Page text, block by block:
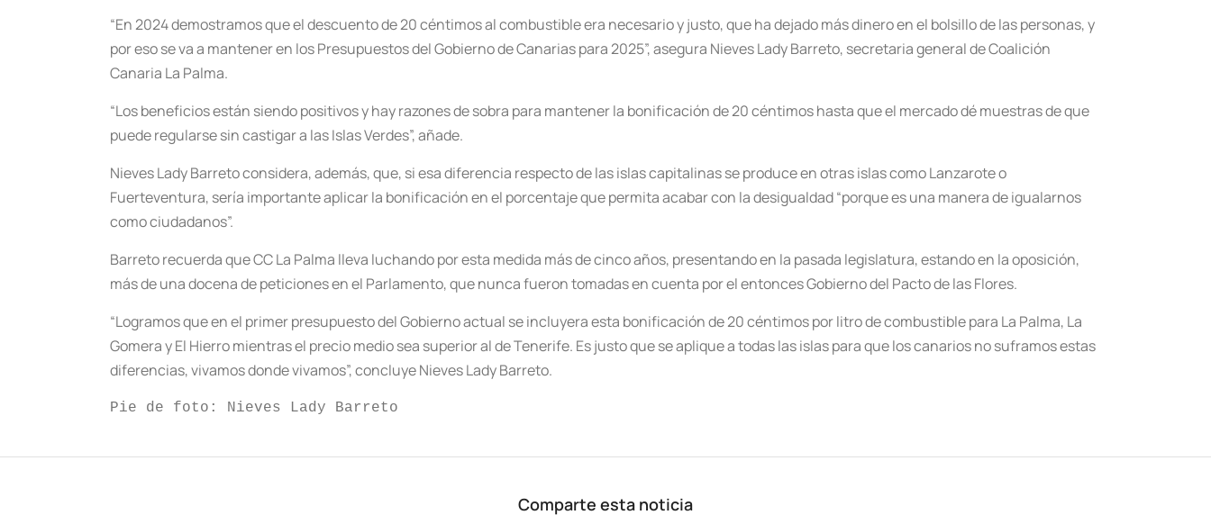
“En 2024 demostramos que el descuento de 20 céntimos al combustible era necesario y justo, que ha dejado más dinero en el bolsillo de las personas, y
por eso se va a mantener en los Presupuestos del Gobierno de Canarias para 2025”, asegura Nieves Lady Barreto, secretaria general de Coalición
Canaria La Palma.
“Los beneficios están siendo positivos y hay razones de sobra para mantener la bonificación de 20 céntimos hasta que el mercado dé muestras de que
puede regularse sin castigar a las Islas Verdes”, añade.
Nieves Lady Barreto considera, además, que, si esa diferencia respecto de las islas capitalinas se produce en otras islas como Lanzarote o
Fuerteventura, sería importante aplicar la bonificación en el porcentaje que permita acabar con la desigualdad “porque es una manera de igualarnos
como ciudadanos”.
Barreto recuerda que CC La Palma lleva luchando por esta medida más de cinco años, presentando en la pasada legislatura, estando en la oposición,
más de una docena de peticiones en el Parlamento, que nunca fueron tomadas en cuenta por el entonces Gobierno del Pacto de las Flores.
“Logramos que en el primer presupuesto del Gobierno actual se incluyera esta bonificación de 20 céntimos por litro de combustible para La Palma, La
Gomera y El Hierro mientras el precio medio sea superior al de Tenerife. Es justo que se aplique a todas las islas para que los canarios no suframos estas
diferencias, vivamos donde vivamos”, concluye Nieves Lady Barreto.
Pie de foto: Nieves Lady Barreto
Comparte esta noticia